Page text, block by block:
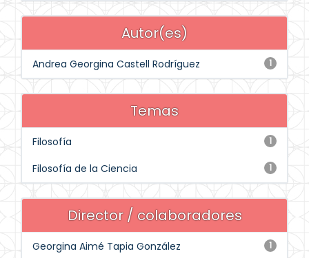
Autor(es)
1
Andrea Georgina Castell Rodríguez
Temas
1
Filosofía
1
Filosofía de la Ciencia
Director / colaboradores
1
Georgina Aimé Tapia González